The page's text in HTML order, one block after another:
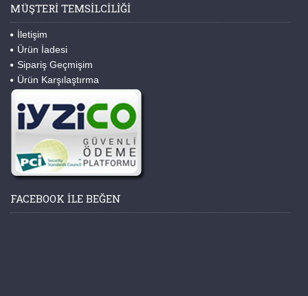
MÜŞTERI TEMSILCILIĞI
İletişim
Ürün İadesi
Sipariş Geçmişim
Ürün Karşılaştırma
FACEBOOK ILE BEĞEN